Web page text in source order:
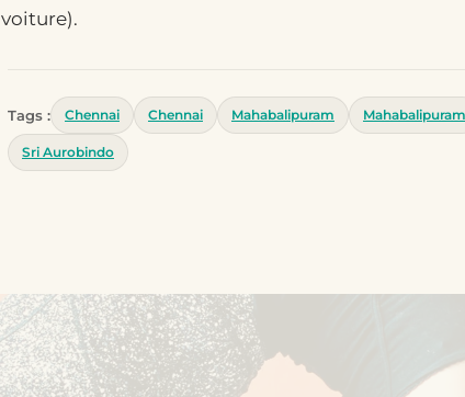
voiture).
Tags : Chennai Chennai Mahabalipuram Mahabalipuram
Sri Aurobindo